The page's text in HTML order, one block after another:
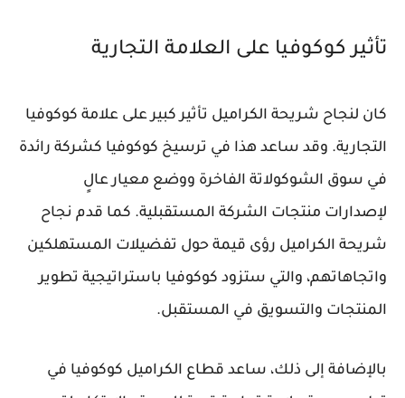
تأثير كوكوفيا على العلامة التجارية
كان لنجاح شريحة الكراميل تأثير كبير على علامة كوكوفيا
التجارية. وقد ساعد هذا في ترسيخ كوكوفيا كشركة رائدة
في سوق الشوكولاتة الفاخرة ووضع معيار عالٍ
لإصدارات منتجات الشركة المستقبلية. كما قدم نجاح
شريحة الكراميل رؤى قيمة حول تفضيلات المستهلكين
واتجاهاتهم، والتي ستزود كوكوفيا باستراتيجية تطوير
المنتجات والتسويق في المستقبل.
بالإضافة إلى ذلك، ساعد قطاع الكراميل كوكوفيا في